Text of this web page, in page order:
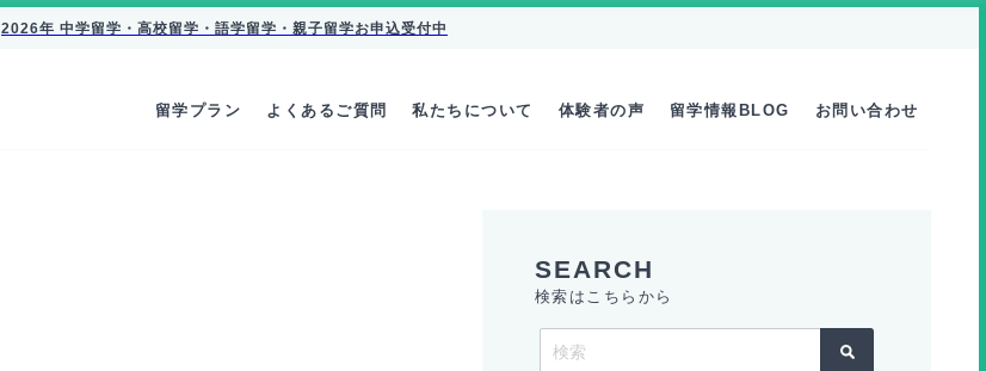
2026年 中学留学・高校留学・語学留学・親子留学お申込受付中
留学プラン よくあるご質問 私たちについて 体験者の声 留学情報BLOG お問い合わせ
検索はこちらから